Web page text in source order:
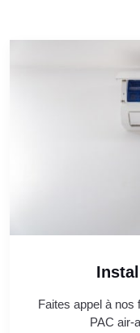
Faites appel à nos
PAC air-